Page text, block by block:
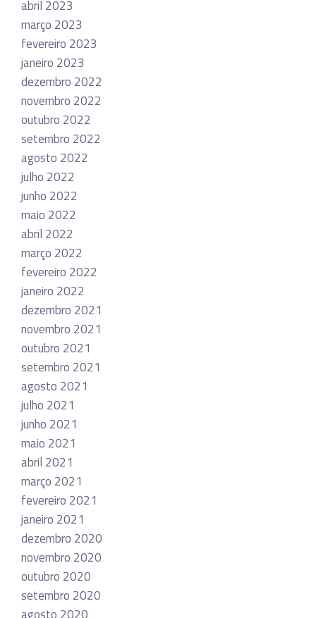
abril 2023
março 2023
fevereiro 2023
janeiro 2023
dezembro 2022
novembro 2022
outubro 2022
setembro 2022
agosto 2022
julho 2022
junho 2022
maio 2022
abril 2022
março 2022
fevereiro 2022
janeiro 2022
dezembro 2021
novembro 2021
outubro 2021
setembro 2021
agosto 2021
julho 2021
junho 2021
maio 2021
abril 2021
março 2021
fevereiro 2021
janeiro 2021
dezembro 2020
novembro 2020
outubro 2020
setembro 2020